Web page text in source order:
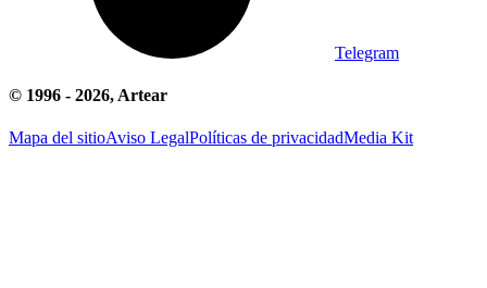
Telegram
© 1996 - 2026, Artear
Mapa del sitioAviso LegalPolíticas de privacidadMedia Kit